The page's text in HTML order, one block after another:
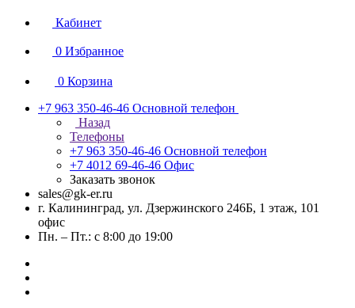
Кабинет
0 Избранное
0 Корзина
+7 963 350-46-46 Основной телефон
Назад
Телефоны
+7 963 350-46-46 Основной телефон
+7 4012 69-46-46 Офис
Заказать звонок
sales@gk-er.ru
г. Калининград, ул. Дзержинского 246Б, 1 этаж, 101
офис
Пн. – Пт.: с 8:00 до 19:00